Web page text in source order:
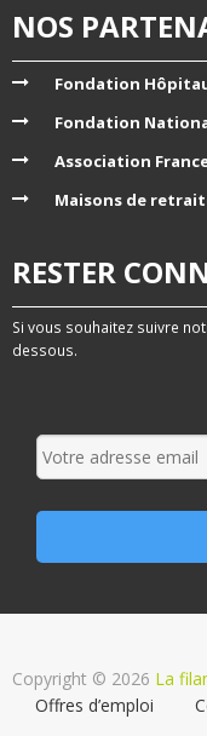
d
e
v
u
e
É
v
è
e
m
e
s
e
m
e
n
t
NOS
Fondation
Fondation
Association
Maisons de
RESTER
Si vous souhaitez suivre
dessous.
Copyright © 2026 La
Offres d’emploi